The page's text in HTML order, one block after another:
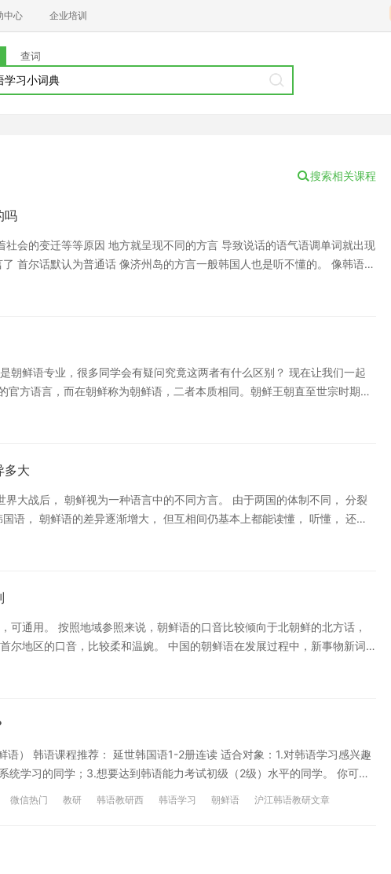
中心 企业培训
查词
搜索相关课程
吗
会的变迁等等原因 地方就呈现不同的方言 导致说话的语气语调单词就出现
首尔话默认为普通话 像济州岛的方言一般韩国人也是听不懂的。 像韩语有
朝鲜语专业，很多同学会有疑问究竟这两者有什么区别？ 现在让我们一起
官方语言，而在朝鲜称为朝鲜语，二者本质相同。朝鲜王朝直至世宗时期之
专业名称即为“朝鲜语”。但实际所学的语法、习惯词汇等，则多以首尔标准
多大
大战后， 朝鲜视为一种语言中的不同方言。 由于两国的体制不同， 分裂
语， 朝鲜语的差异逐渐增大， 但互相间仍基本上都能读懂， 听懂， 还应
鲜半岛迁来的， 所以分属6大方言， 比如: 吉林延边朝鲜语多属东北方言 --
硬， 音高重音起伏比较明显， 韩国发音较轻柔， 音高重音起伏不大， 且
章 10天突破韩语发音 韩语零基础入门课程
可通用。 按照地域参照来说，朝鲜语的口音比较倾向于北朝鲜的北方话，
尔地区的口音，比较柔和温婉。 中国的朝鲜语在发展过程中，新事物新词
词的普遍存在，导致朝鲜族在韩国的生活中，很多韩语词汇无法理解，听
语） 韩语课程推荐： 延世韩国语1-2册连读 适合对象：1.对韩语学习感兴趣
统学习的同学；3.想要达到韩语能力考试初级（2级）水平的同学。 你可以
么学？ 本内容由沪江韩语原创，严禁转载
微信热门 教研 韩语教研西 韩语学习 朝鲜语
沪江韩语教研文章